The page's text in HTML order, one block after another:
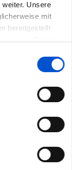
weiter. Unsere
mit
bereitgestellt